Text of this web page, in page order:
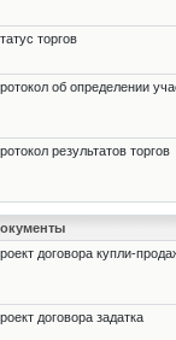
торгов
об определении
результатов торгов
договора купли-
договора задатка